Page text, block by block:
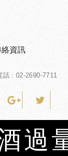
資訊
話 :02-2690-7711
有限公司 All Rights
過